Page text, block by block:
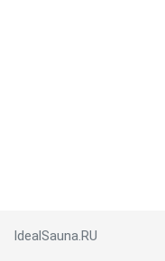
IdealSauna.RU